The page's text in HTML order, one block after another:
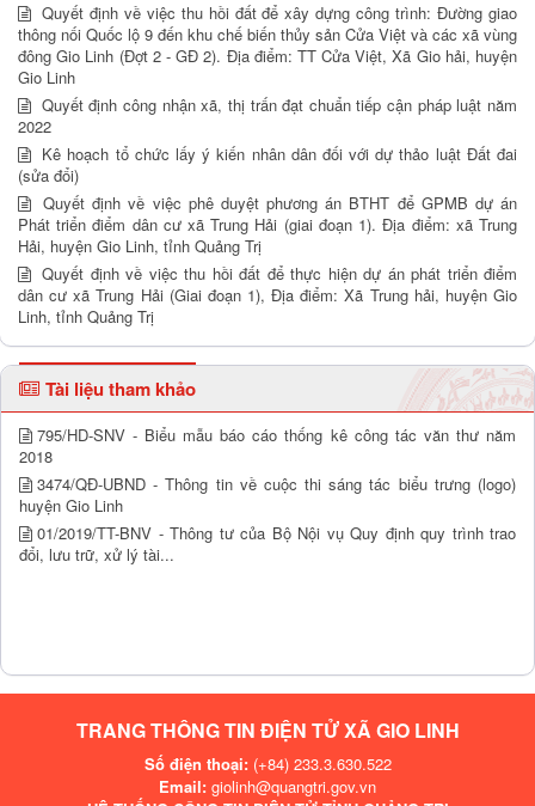
Quyết định về việc thu hồi đất để xây dựng công trình: Đường giao
thông nối Quốc lộ 9 đến khu chế biến thủy sản Cửa Việt và các xã vùng
đông Gio Linh (Đợt 2 - GĐ 2). Địa điểm: TT Cửa Việt, Xã Gio hải, huyện
Gio Linh
Quyết định công nhận xã, thị trấn đạt chuẩn tiếp cận pháp luật năm
2022
Kê hoạch tổ chức lấy ý kiến nhân dân đối với dự thảo luật Đất đai
(sửa đổi)
Quyết định về việc phê duyệt phương án BTHT để GPMB dự án
Phát triển điểm dân cư xã Trung Hải (giai đoạn 1). Địa điểm: xã Trung
Hải, huyện Gio Linh, tỉnh Quảng Trị
Quyết định về việc thu hồi đất để thực hiện dự án phát triển điểm
dân cư xã Trung Hải (Giai đoạn 1), Địa điểm: Xã Trung hải, huyện Gio
Linh, tỉnh Quảng Trị
Tài liệu tham khảo
795/HD-SNV - Biểu mẫu báo cáo thống kê công tác văn thư năm
2018
3474/QĐ-UBND - Thông tin về cuộc thi sáng tác biểu trưng (logo)
huyện Gio Linh
01/2019/TT-BNV - Thông tư của Bộ Nội vụ Quy định quy trình trao
đổi, lưu trữ, xử lý tài...
TRANG THÔNG TIN ĐIỆN TỬ XÃ GIO LINH
Số điện thoại:(+84) 233.3.630.522
Email: giolinh@quangtri.gov.vn